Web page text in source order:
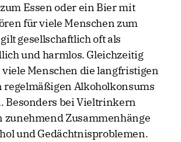
Essen oder ein Bier mit
für viele Menschen zum
gesellschaftlich oft als
und harmlos. Gleichzeitig
Menschen die langfristigen
Alkoholkonsums
Besonders bei Vieltrinkern
zunehmend Zusammenhänge
und Gedächtnisproblemen.